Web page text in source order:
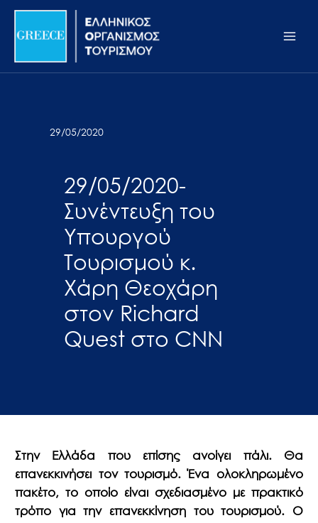
Σημείωση:
ιστότοπος
προσβασιμότητας.
Μετάβαση
περιεχόμενο
29/05/2020
29/05/2020-
Συνέντευξη του
Υπουργού
Τουρισμού κ.
Χάρη Θεοχάρη
στον Richard
Quest στο CNN
Στην Ελλάδα που επίσης ανοίγει πάλι. Θα
επανεκκινήσει τον τουρισμό. Ένα ολοκληρωμένο
πακέτο, το οποίο είναι σχεδιασμένο με πρακτικό
τρόπο για την επανεκκίνηση του τουρισμού. Ο